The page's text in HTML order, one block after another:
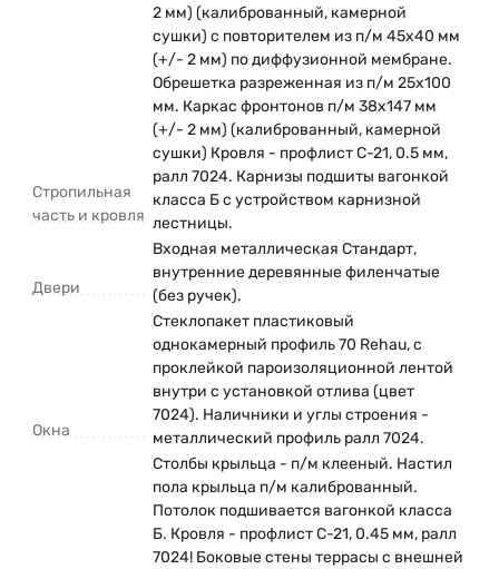
Стропильная
часть и кровля
2 мм) (калиброванный, камерной
сушки) с повторителем из п/м 45х40 мм
(+/- 2 мм) по диффузионной мембране.
Обрешетка разреженная из п/м 25х100
мм. Каркас фронтонов п/м 38х147 мм
(+/- 2 мм) (калиброванный, камерной
сушки) Кровля - профлист С-21, 0.5 мм,
ралл 7024. Карнизы подшиты вагонкой
класса Б с устройством карнизной
лестницы.
Двери
Входная металлическая Стандарт,
внутренние деревянные филенчатые
(без ручек).
Окна
Стеклопакет пластиковый
однокамерный профиль 70 Rehau, с
проклейкой пароизоляционной лентой
внутри с установкой отлива (цвет
7024). Наличники и углы строения -
металлический профиль ралл 7024.
Столбы крыльца - п/м клееный. Настил
пола крыльца п/м калиброванный.
Потолок подшивается вагонкой класса
Б. Кровля - профлист С-21, 0.45 мм, ралл
7024! Боковые стены террасы с внешней